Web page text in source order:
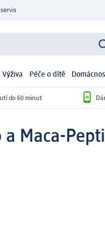
Výživa Péče o dítě
do 60 minut
Maca-